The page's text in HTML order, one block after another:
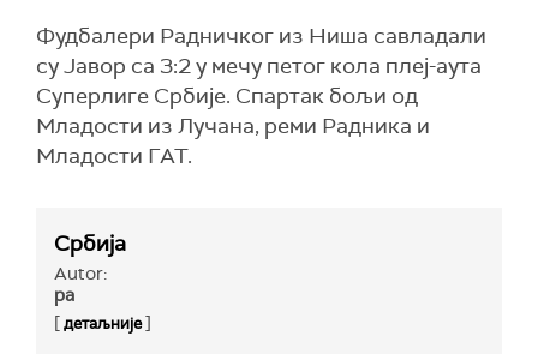
Фудбалери Радничког из Ниша савладали
су Јавор са 3:2 у мечу петог кола плеј-аута
Суперлиге Србије. Спартак бољи од
Младости из Лучана, реми Радника и
Младости ГАТ.
Србија
Autor:
ра
[детаљније]